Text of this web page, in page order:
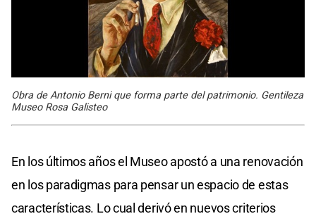
Obra de Antonio Berni que forma parte del patrimonio. Gentileza
Museo Rosa Galisteo
En los últimos años el Museo apostó a una renovación
en los paradigmas para pensar un espacio de estas
características. Lo cual derivó en nuevos criterios